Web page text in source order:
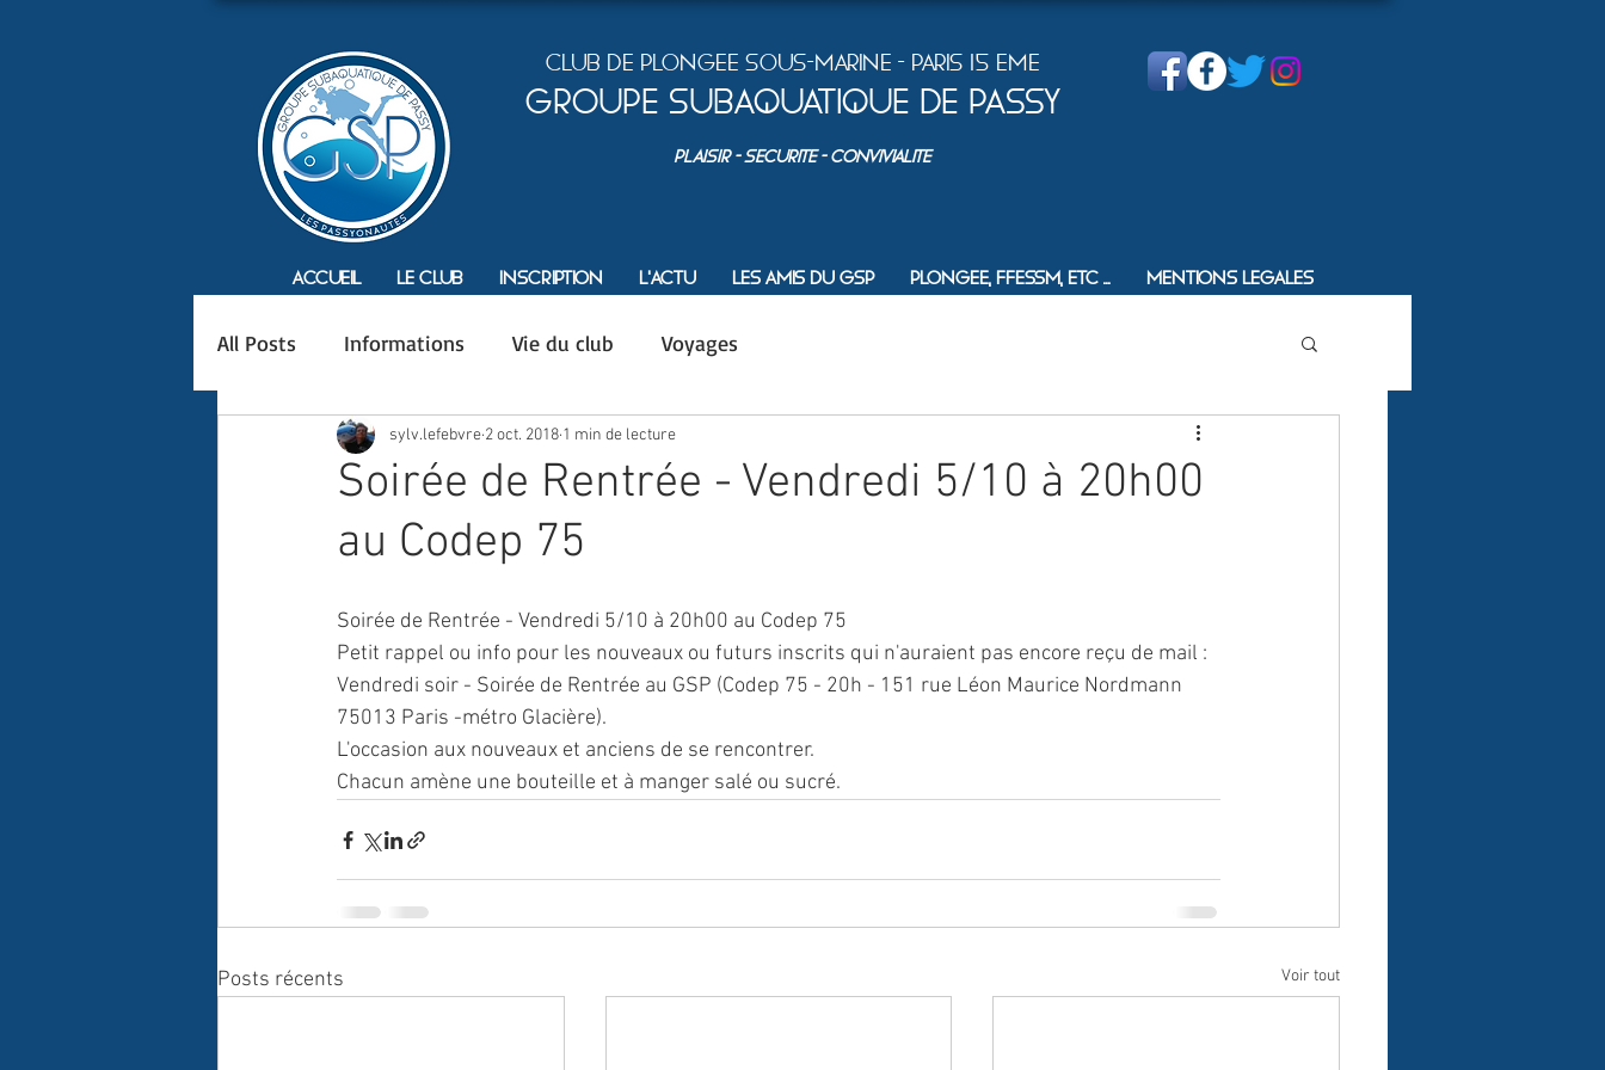
Club de plongEe sous-marine - Paris 15 Eme
Groupe Subaquatique de Passy
PLAISIR - SEcurite - ConvivialitE
Accueil Le Club Inscription L'actu Les amis du GSP Plongee, FFESSM, etc ... Mentions Legales
All Posts Informations Vie du club Voyages
Soirée de Rentrée - Vendredi 5/10 à 20h00
au Codep 75
sylv.lefebvre 2 oct. 2018 1 min de lecture
Soirée de Rentrée - Vendredi 5/10 à 20h00 au Codep 75
Petit rappel ou info pour les nouveaux ou futurs inscrits qui n'auraient pas encore reçu de mail :
Vendredi soir - Soirée de Rentrée au GSP (Codep 75 - 20h - 151 rue Léon Maurice Nordmann
75013 Paris -métro Glacière).
L'occasion aux nouveaux et anciens de se rencontrer.
Chacun amène une bouteille et à manger salé ou sucré.
Posts récents Voir tout